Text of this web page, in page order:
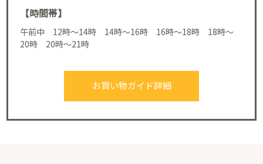
【時間帯】
午前中 12時～14時 14時～16時 16時～18時 18時～
20時 20時～21時
お買い物ガイド詳細